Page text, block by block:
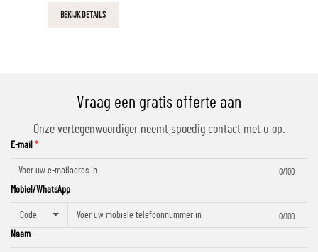
BEKIJK DETAILS
Vraag een gratis offerte aan
Onze vertegenwoordiger neemt spoedig contact met u op.
E-mail
0/100
Mobiel/WhatsApp
Code 0/100
Naam